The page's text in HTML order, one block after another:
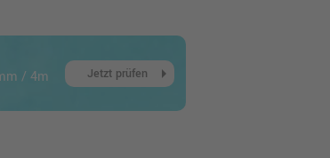
/ 4m
Jetzt prüfen arrow_right